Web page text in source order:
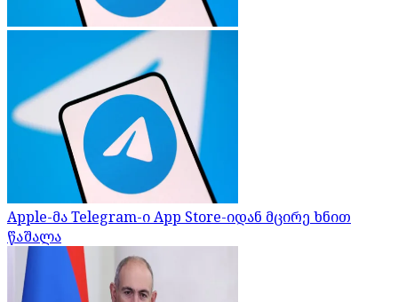
Apple-მა Telegram-ი App Store-იდან მცირე ხნით
წაშალა